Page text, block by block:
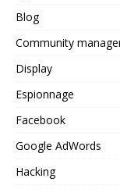
Blog
Community
Display
Espionnage
Facebook
Google AdWords
Hacking